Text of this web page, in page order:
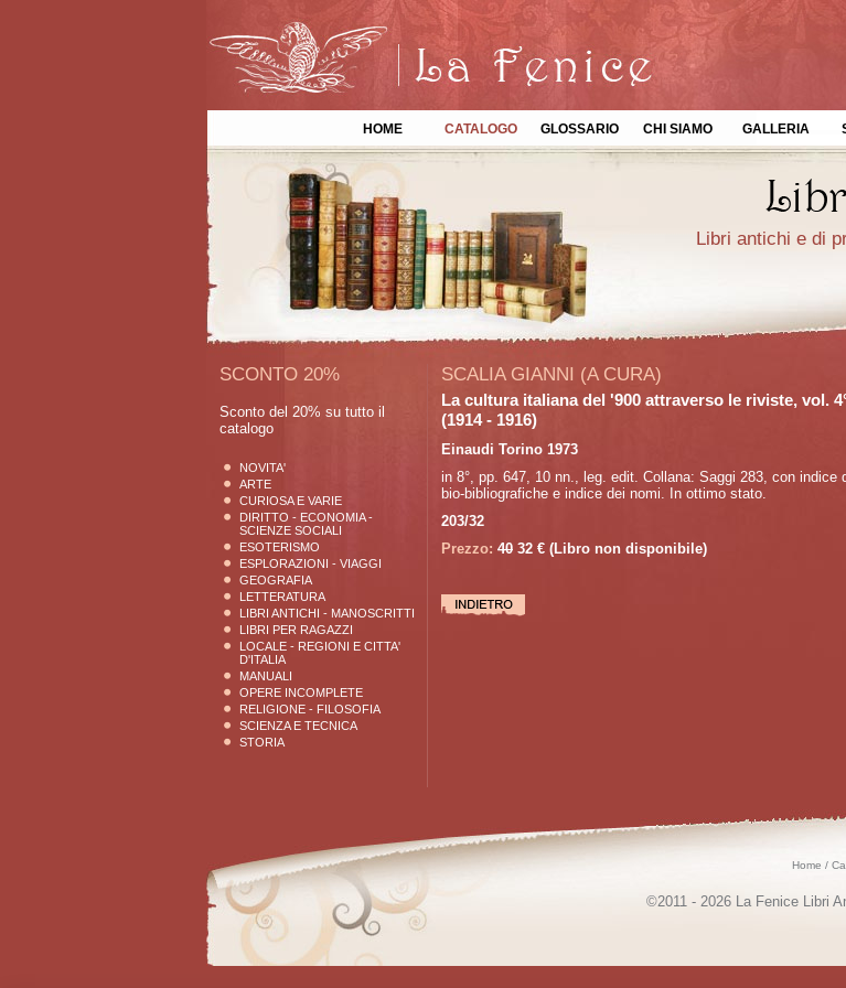
HOME CATALOGO GLOSSARIO CHI SIAMO GALLERIA
Libri antichi e di
SCONTO 20%
Sconto del 20% su tutto il
catalogo
NOVITA'
ARTE
CURIOSA E VARIE
DIRITTO - ECONOMIA -
SCIENZE SOCIALI
ESOTERISMO
ESPLORAZIONI - VIAGGI
GEOGRAFIA
LETTERATURA
LIBRI ANTICHI - MANOSCRITTI
LIBRI PER RAGAZZI
LOCALE - REGIONI E CITTA'
D'ITALIA
MANUALI
OPERE INCOMPLETE
RELIGIONE - FILOSOFIA
SCIENZA E TECNICA
STORIA
SCALIA GIANNI (A CURA)
La cultura italiana del '900 attraverso le riviste, vol.
(1914 - 1916)
Einaudi Torino 1973
in 8°, pp. 647, 10 nn., leg. edit. Collana: Saggi 283, con indice
bio-bibliografiche e indice dei nomi. In ottimo stato.
203/32
Prezzo: 40 32 € (Libro non disponibile)
Home /
©2011 - 2026 La Fenice Libri